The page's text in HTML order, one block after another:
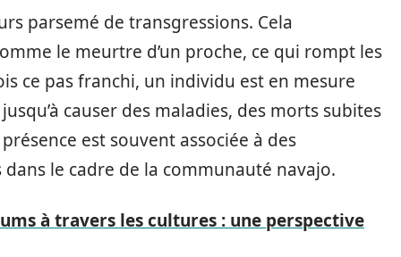
parsemé de transgressions. Cela
le meurtre d’un proche, ce qui rompt les
ce pas franchi, un individu est en mesure
causer des maladies, des morts subites
est souvent associée à des
le cadre de la communauté navajo.
à travers les cultures : une perspective